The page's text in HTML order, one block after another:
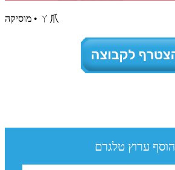
מוסיקה • ㄚ爪
הוסף ערוץ טלגרם